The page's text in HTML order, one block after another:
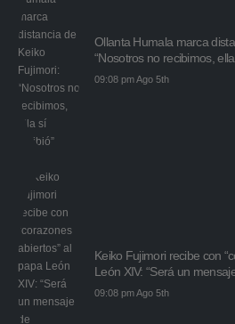
Ollanta Humala marca
“Nosotros no recibimos,
09:08 pm Ago 5th
Keiko Fujimori recibe con
León XIV: “Será un
09:08 pm Ago 5th